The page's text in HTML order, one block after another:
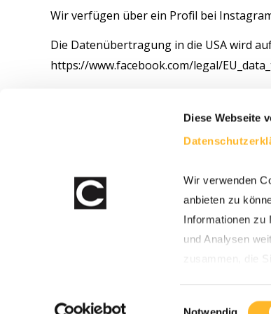
Diese Webseite
Wir verwenden
anbieten zu
Informationen zu
und Analysen
Notwendig
Wir verfügen über ein Profil bei
Die Datenübertragung in die USA wird
https://www.facebook.com/legal/
https://privacycenter.instagram.com/
Das Unternehmen verfügt über eine
Europäischen Union und den USA, der
dem DPF zertifizierte Unternehmen
folgendem Link:
https://